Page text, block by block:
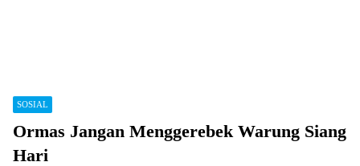
SOSIAL
Ormas Jangan Menggerebek Warung Siang
Hari